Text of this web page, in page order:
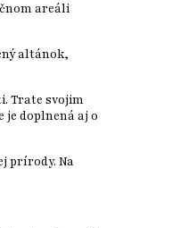
areáli
altánok,
Trate svojim
doplnená aj o
prírody. Na